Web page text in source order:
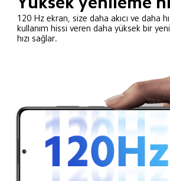
120 Hz ekran, size daha akıcı ve daha
kullanım hissi veren daha yüksek bir
hızı sağlar.